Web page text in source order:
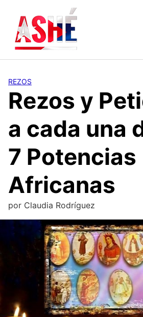
contenido
REZOS
Rezos y
a cada una
7 Potencias
Africanas
por Claudia Rodríguez